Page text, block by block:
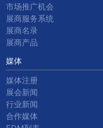
市场推广机会
展商服务系统
展商名录
展商产品
媒体
媒体注册
展会新闻
行业新闻
合作媒体